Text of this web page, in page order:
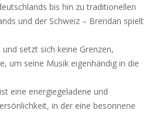
bis hin zu traditionellen
und der Schweiz – Brendan spielt
setzt sich keine Grenzen,
um seine Musik eigenhändig in die
eine energiegeladene und
in der eine besonnene